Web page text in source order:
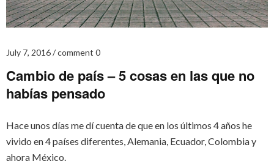
July 7, 2016 comment 0
Cambio de país – 5 cosas en las que no
habías pensado
Hace unos días me dí cuenta de que en los últimos 4 años he
vivido en 4 países diferentes, Alemania, Ecuador, Colombia y
ahora México.